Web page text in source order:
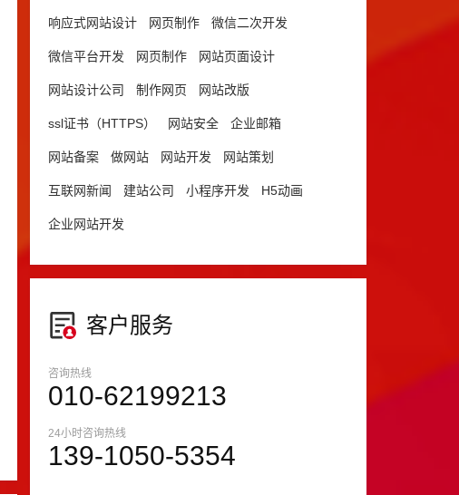
响应式网站设计 网页制作 微信二次开发
微信平台开发 网页制作 网站页面设计
网站设计公司 制作网页 网站改版
ssl证书（HTTPS） 网站安全 企业邮箱
网站备案 做网站 网站开发 网站策划
互联网新闻 建站公司 小程序开发 H5动画
企业网站开发
客户服务
咨询热线
010-62199213
24小时咨询热线
139-1050-5354